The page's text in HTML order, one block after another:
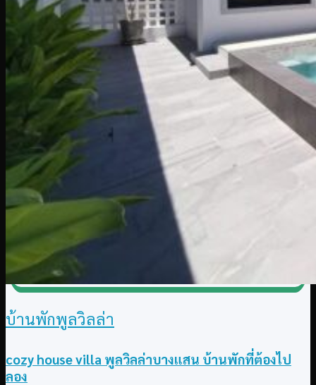
บ้านพักพูลวิลล่า
cozy house villa พูลวิลล่าบางแสน บ้านพักที่ต้องไป
ลอง